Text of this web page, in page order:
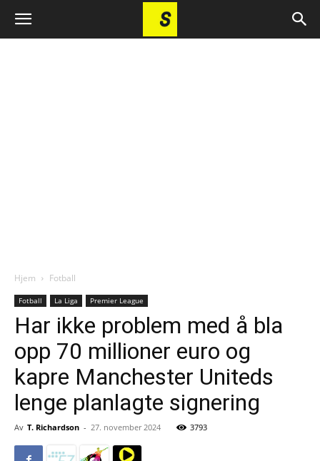
Hjem Fotball
Fotball La Liga Premier League
Har ikke problem med å bla
opp 70 millioner euro og
kapre Manchester Uniteds
lenge planlagte signering
Av T. Richardson - 27. november 2024 3793